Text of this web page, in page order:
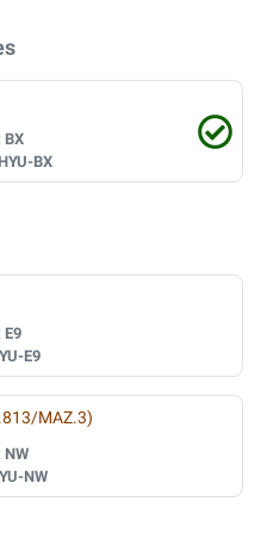
BX
BX
E9
E9
MAZ.3)
NW
NW